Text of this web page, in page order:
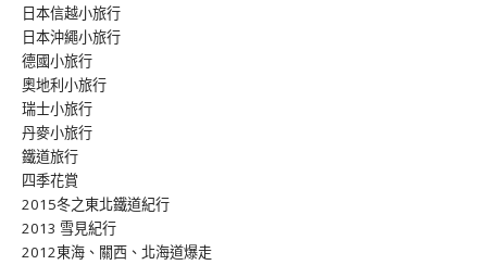
日本信越小旅行
日本沖繩小旅行
德國小旅行
奧地利小旅行
瑞士小旅行
丹麥小旅行
鐵道旅行
四季花賞
2015冬之東北鐵道紀行
2013 雪見紀行
2012東海、關西、北海道爆走